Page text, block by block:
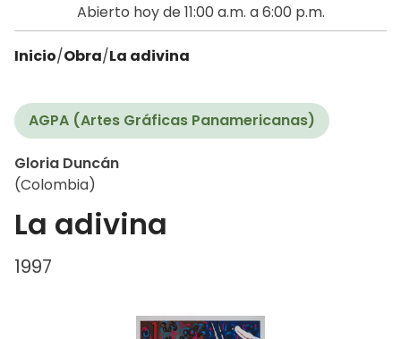
Abierto hoy de 11:00 a.m. a 6:00 p.m.
Inicio/Obra/La adivina
AGPA (Artes Gráficas Panamericanas)
Gloria Duncán
(Colombia)
La adivina
1997